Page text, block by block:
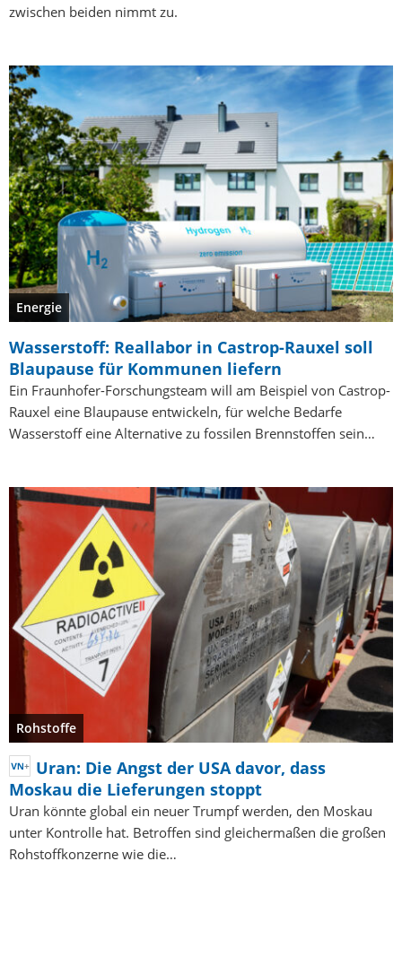
zwischen beiden nimmt zu.
Energie
Wasserstoff: Reallabor in Castrop-Rauxel soll
Blaupause für Kommunen liefern
Ein Fraunhofer-Forschungsteam will am Beispiel von Castrop-
Rauxel eine Blaupause entwickeln, für welche Bedarfe
Wasserstoff eine Alternative zu fossilen Brennstoffen sein…
Rohstoffe
Uran: Die Angst der USA davor, dass
Moskau die Lieferungen stoppt
Uran könnte global ein neuer Trumpf werden, den Moskau
unter Kontrolle hat. Betroffen sind gleichermaßen die großen
Rohstoffkonzerne wie die…